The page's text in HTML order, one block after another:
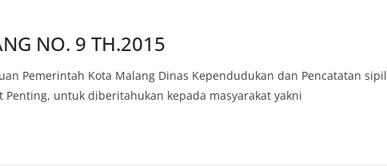
NO. 9 TH.2015
Pemerintah Kota Malang Dinas Kependudukan dan Pencatatan sipil
Penting, untuk diberitahukan kepada masyarakat yakni